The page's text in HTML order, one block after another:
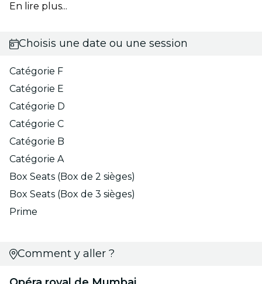
En lire plus...
Choisis une date ou une session
Catégorie F
Catégorie E
Catégorie D
Catégorie C
Catégorie B
Catégorie A
Box Seats (Box de 2 sièges)
Box Seats (Box de 3 sièges)
Prime
Comment y aller ?